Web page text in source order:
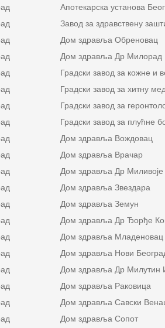
Апотекарска установа
Завод за здравствену
Дом здравља Обреновац
Дом здравља Др Милорад
Градски завод за кожне и
Градски завод за хитну
Градски завод за
Градски завод за плућне
Дом здравља Вождовац
Дом здравља Врачар
Дом здравља Др Миливоје
Дом здравља Звездара
Дом здравља Земун
Дом здравља Др Ђорђе
Дом здравља Младеновац
Дом здравља Нови
Дом здравља Др Милутин
Дом здравља Раковица
Дом здравља Савски
Дом здравља Сопот